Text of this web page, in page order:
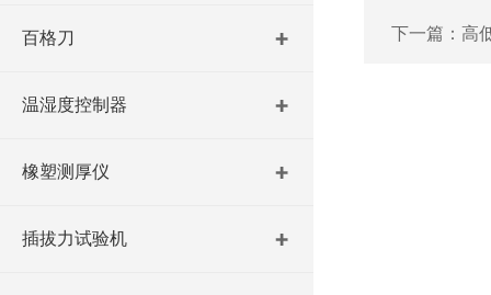
百格刀
温湿度控制器
橡塑测厚仪
插拔力试验机
下一篇： 高